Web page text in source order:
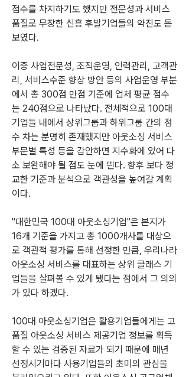
점수를 차지하기도 했지만 전문성과 서비스
품질로 무장한 신흥 후발기업들의 약진도 돋
보였다.
이중 사업전문성, 조직운영, 인력관리, 고객관
리, 서비스수준 향상 방안 등의 사업운영 부분
에서 총 300점 만점 기준에 업체 평균 점수
는 240점으로 나타났다. 전체적으로 100대
기업들 내에서 상위그룹과 하위그룹 간의 점
수 차는 분명히 존재했지만 아웃소싱 서비스
부문별 특성 등을 감안하면 지수화에 있어 다
소 보완해야 될 점도 눈에 띈다. 향후 보다 정
교한 기준과 분석으로 객관성을 높여갈 계획
이다.
"대한민국 100대 아웃소싱기업"은 본지가
16개 기준을 가지고 총 1000개사를 대상으
로 객관적 평가를 통해 선정한 만큼, 우리나라
아웃소싱 서비스를 대표하는 상위 클래스 기
업들을 살펴볼 수 있게 됐다는 점에서 그 의의
가 있다 하겠다.
100대 아웃소싱기업은 활용기업들에게는 고
품질 아웃소싱 서비스 제공기업 정보를 획득
할 수 있는 검증된 자료가 되기 때문에 매년
선정시기마다 사용기업들의 초미의 관심을